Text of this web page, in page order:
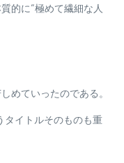
的に“極めて繊細な人
めていったのである。
イトルそのものも重